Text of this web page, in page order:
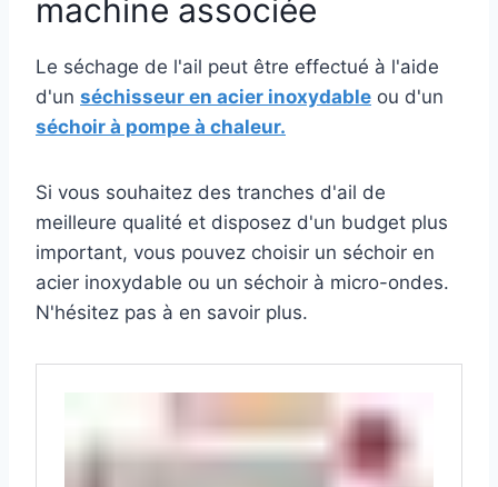
machine associée
Le séchage de l'ail peut être effectué à l'aide
d'un séchisseur en acier inoxydable ou d'un
séchoir à pompe à chaleur.
Si vous souhaitez des tranches d'ail de
meilleure qualité et disposez d'un budget plus
important, vous pouvez choisir un séchoir en
acier inoxydable ou un séchoir à micro-ondes.
N'hésitez pas à en savoir plus.